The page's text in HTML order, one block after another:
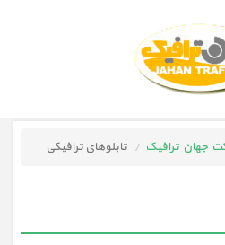
جهان ترافیک تابلوهای ترافیکی